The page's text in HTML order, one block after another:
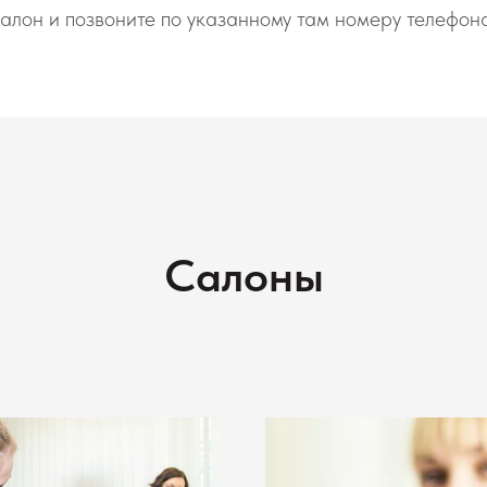
и позвоните по указанному там номеру
Салоны